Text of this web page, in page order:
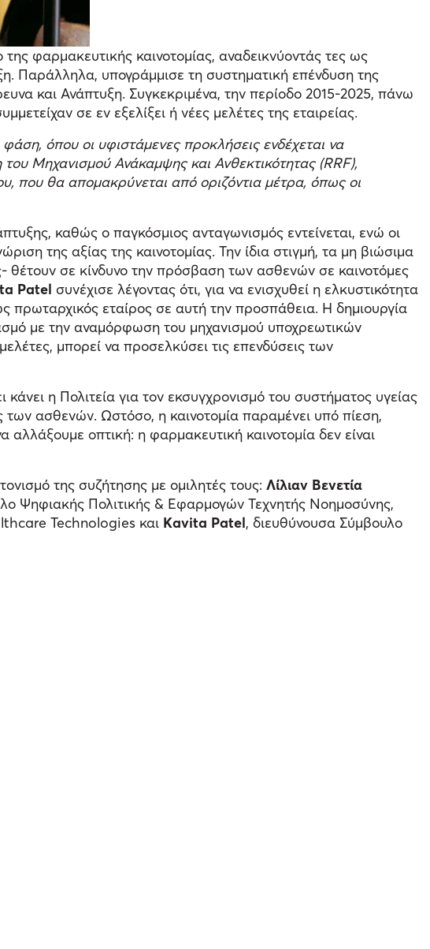
της φαρμακευτικής καινοτομίας, αναδεικνύοντάς τες ως
Παράλληλα, υπογράμμισε τη συστηματική επένδυση της
και Ανάπτυξη. Συγκεκριμένα, την περίοδο 2015-2025, πάνω
σε εν εξελίξει ή νέες μελέτες της εταιρείας.
όπου οι υφιστάμενες προκλήσεις ενδέχεται να
Μηχανισμού Ανάκαμψης και Ανθεκτικότητας (RRF),
που θα απομακρύνεται από οριζόντια μέτρα, όπως οι
καθώς ο παγκόσμιος ανταγωνισμός εντείνεται, ενώ οι
της αξίας της καινοτομίας. Την ίδια στιγμή, τα μη βιώσιμα
σε κίνδυνο την πρόσβαση των ασθενών σε καινοτόμες
Patel συνέχισε λέγοντας ότι, για να ενισχυθεί η ελκυστικότητα
πρωταρχικός εταίρος σε αυτή την προσπάθεια. Η δημιουργία
με την αναμόρφωση του μηχανισμού υποχρεωτικών
μπορεί να προσελκύσει τις επενδύσεις των
η Πολιτεία για τον εκσυγχρονισμό του συστήματος υγείας
των ασθενών. Ωστόσο, η καινοτομία παραμένει υπό πίεση,
οπτική: η φαρμακευτική καινοτομία δεν είναι
της συζήτησης με ομιλητές τους: Λίλιαν Βενετία
Ψηφιακής Πολιτικής & Εφαρμογών Τεχνητής Νοημοσύνης,
Technologies και Kavita Patel, διευθύνουσα Σύμβουλο